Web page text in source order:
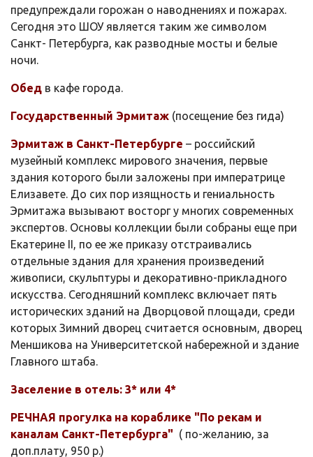
предупреждали горожан о наводнениях и пожарах.
Сегодня это ШОУ является таким же символом
Санкт- Петербурга, как разводные мосты и белые
ночи.
Обед в кафе города.
Государственный Эрмитаж (посещение без гида)
Эрмитаж в Санкт-Петербурге – российский
музейный комплекс мирового значения, первые
здания которого были заложены при императрице
Елизавете. До сих пор изящность и гениальность
Эрмитажа вызывают восторг у многих современных
экспертов. Основы коллекции были собраны еще при
Екатерине II, по ее же приказу отстраивались
отдельные здания для хранения произведений
живописи, скульптуры и декоративно-прикладного
искусства. Сегодняшний комплекс включает пять
исторических зданий на Дворцовой площади, среди
которых Зимний дворец считается основным, дворец
Меншикова на Университетской набережной и здание
Главного штаба.
Заселение в отель: 3* или 4*
РЕЧНАЯ прогулка на кораблике "По рекам и
каналам Санкт-Петербурга" ( по-желанию, за
доп.плату, 950 р.)